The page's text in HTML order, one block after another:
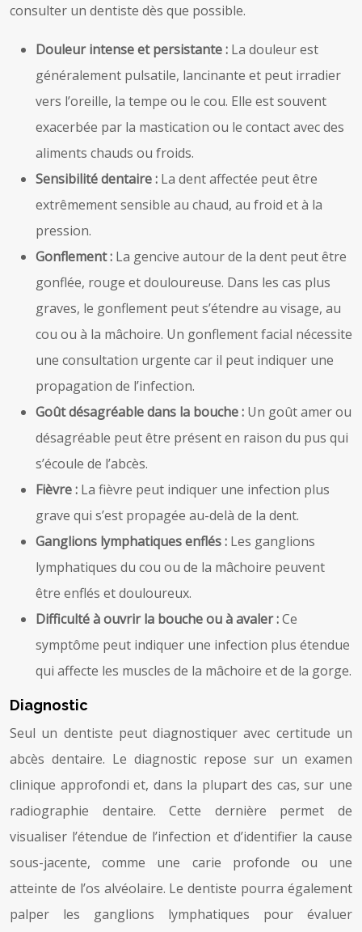
consulter un dentiste dès que possible.
Douleur intense et persistante : La douleur est
généralement pulsatile, lancinante et peut irradier
vers l’oreille, la tempe ou le cou. Elle est souvent
exacerbée par la mastication ou le contact avec des
aliments chauds ou froids.
Sensibilité dentaire : La dent affectée peut être
extrêmement sensible au chaud, au froid et à la
pression.
Gonflement : La gencive autour de la dent peut être
gonflée, rouge et douloureuse. Dans les cas plus
graves, le gonflement peut s’étendre au visage, au
cou ou à la mâchoire. Un gonflement facial nécessite
une consultation urgente car il peut indiquer une
propagation de l’infection.
Goût désagréable dans la bouche : Un goût amer ou
désagréable peut être présent en raison du pus qui
s’écoule de l’abcès.
Fièvre : La fièvre peut indiquer une infection plus
grave qui s’est propagée au-delà de la dent.
Ganglions lymphatiques enflés : Les ganglions
lymphatiques du cou ou de la mâchoire peuvent
être enflés et douloureux.
Difficulté à ouvrir la bouche ou à avaler :Ce
symptôme peut indiquer une infection plus étendue
qui affecte les muscles de la mâchoire et de la gorge.
Diagnostic
Seul un dentiste peut diagnostiquer avec certitude un
abcès dentaire. Le diagnostic repose sur un examen
clinique approfondi et, dans la plupart des cas, sur une
radiographie dentaire. Cette dernière permet de
visualiser l’étendue de l’infection et d’identifier la cause
sous-jacente, comme une carie profonde ou une
atteinte de l’os alvéolaire. Le dentiste pourra également
palper les ganglions lymphatiques pour évaluer